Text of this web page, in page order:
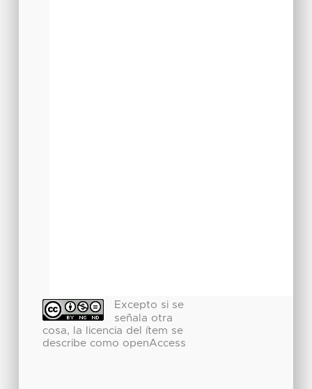
Excepto si se
señala otra
cosa, la licencia del ítem se
describe como openAccess